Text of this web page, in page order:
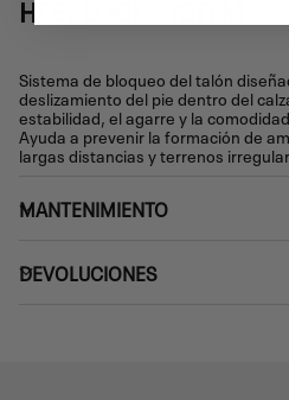
HEEL LOCK SYSTEM
Sistema de bloqueo del talón
deslizamiento del pie dentro del
estabilidad, el agarre y la
Ayuda a prevenir la formación de
largas distancias y terrenos
MANTENIMIENTO
DEVOLUCIONES